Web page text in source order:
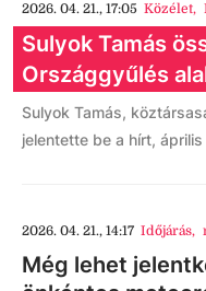
2026. 04. 21., 17:05 Közélet,
Sulyok Tamás
Országgyűlés
Sulyok Tamás,
jelentette be a hírt,
2026. 04. 21., 14:17 Időjárás,
Még lehet